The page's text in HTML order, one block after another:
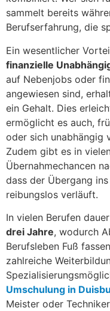
sammelt bereits
Berufserfahrung, die
Ein wesentlicher
finanzielle
auf Nebenjobs oder
angewiesen sind,
ein Gehalt. Dies
ermöglicht es auch,
oder sich unabhängig
Zudem gibt es in
Übernahmechancen
dass der Übergang
reibungslos verläuft.
In vielen Berufen
drei Jahre, wodurch
Berufsleben Fuß
zahlreiche
Umschulung in
Meister oder